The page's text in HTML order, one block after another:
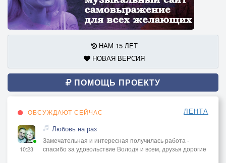
НАМ 15 ЛЕТ
НОВАЯ ВЕРСИЯ
ПОМОЩЬ ПРОЕКТУ
ОБСУЖДАЮТ СЕЙЧАС ЛЕНТА
10:23
Любовь на раз
Замечательная и интересная получилась работа -
спасибо за удовольствие Володя и всем, друзья дорогие